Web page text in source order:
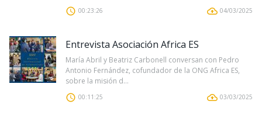
00:23:26 04/03/2025
Entrevista Asociación Africa ES
María Abril y Beatriz Carbonell conversan con Pedro
Antonio Fernández, cofundador de la ONG Africa ES,
sobre la misión d...
00:11:25 03/03/2025